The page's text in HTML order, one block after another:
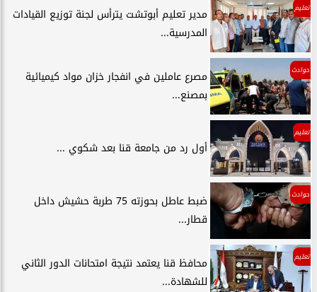
تعليم
مدير تعليم أبوتشت يترأس لجنة توزيع القيادات
المدرسية...
حوادث
مصرع عاملين في انفجار خزان مواد كيميائية
بمصنع...
تعليم
أول رد من جامعة قنا بعد شكوي ...
حوادث
ضبط عاطل بحوزته 75 طربة حشيش داخل
قطار...
تعليم
محافظ قنا يعتمد نتيجة امتحانات الدور الثاني
للشهادة...